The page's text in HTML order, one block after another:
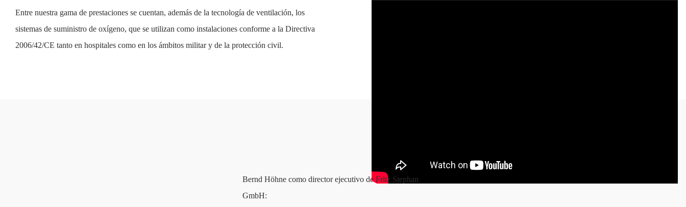
Entre nuestra gama de prestaciones se cuentan, además de la tecnología de ventilación, los
sistemas de suministro de oxígeno, que se utilizan como instalaciones conforme a la Directiva
2006/42/CE tanto en hospitales como en los ámbitos militar y de la protección civil.
Bernd Höhne como director ejecutivo de Fritz Stephan
GmbH: